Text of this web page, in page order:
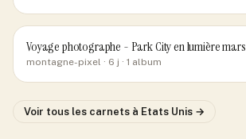
Voyage photographe - Park City en lumière mars
montagne-pixel · 6 j · 1 album
Voir tous les carnets à Etats Unis →